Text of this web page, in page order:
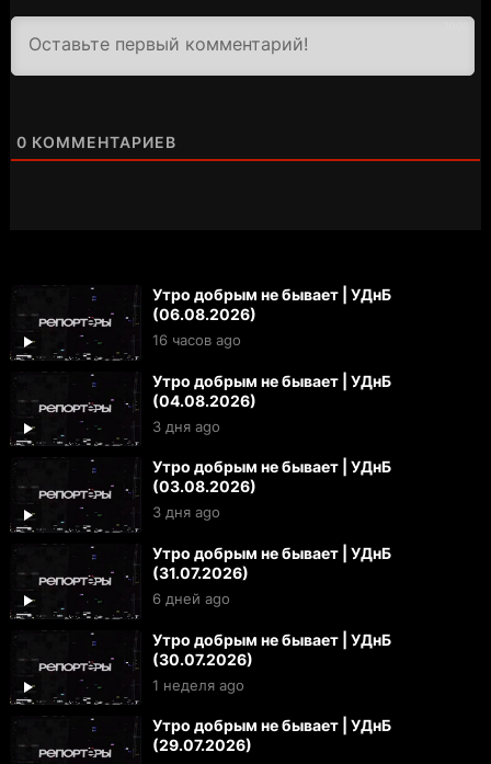
0 КОММЕНТАРИЕВ
Утро добрым не бывает | УДнБ
(06.08.2026)
16 часов ago
Утро добрым не бывает | УДнБ
(04.08.2026)
3 дня ago
Утро добрым не бывает | УДнБ
(03.08.2026)
3 дня ago
Утро добрым не бывает | УДнБ
(31.07.2026)
6 дней ago
Утро добрым не бывает | УДнБ
(30.07.2026)
1 неделя ago
Утро добрым не бывает | УДнБ
(29.07.2026)